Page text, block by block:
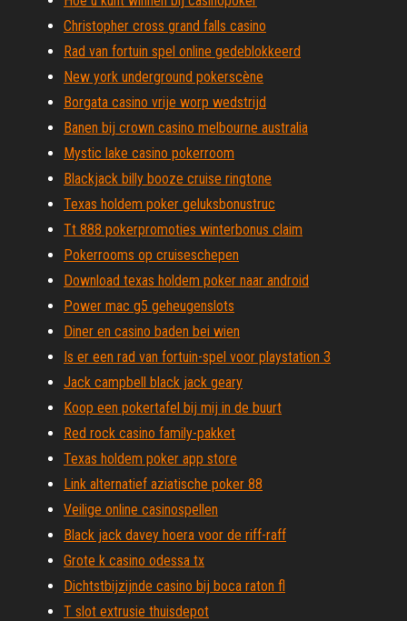
Christopher cross grand falls casino
Rad van fortuin spel online gedeblokkeerd
New york underground pokerscène
Borgata casino vrije worp wedstrijd
Banen bij crown casino melbourne australia
Mystic lake casino pokerroom
Blackjack billy booze cruise ringtone
Texas holdem poker geluksbonustruc
Tt 888 pokerpromoties winterbonus claim
Pokerrooms op cruiseschepen
Download texas holdem poker naar android
Power mac g5 geheugenslots
Diner en casino baden bei wien
Is er een rad van fortuin-spel voor playstation 3
Jack campbell black jack geary
Koop een pokertafel bij mij in de buurt
Red rock casino family-pakket
Texas holdem poker app store
Link alternatief aziatische poker 88
Veilige online casinospellen
Black jack davey hoera voor de riff-raff
Grote k casino odessa tx
Dichtstbijzijnde casino bij boca raton fl
T slot extrusie thuisdepot